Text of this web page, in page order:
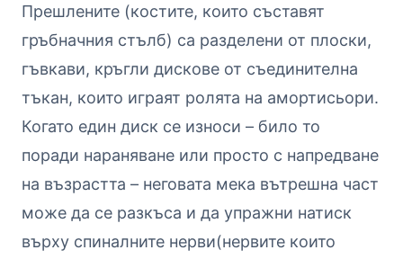
Прешлените (костите, които съставят
гръбначния стълб) са разделени от плоски,
гъвкави, кръгли дискове от съединителна
тъкан, които играят ролята на амортисьори.
Когато един диск се износи – било то
поради нараняване или просто с напредване
на възрастта – неговата мека вътрешна част
може да се разкъса и да упражни натиск
върху спиналните нерви(нервите които